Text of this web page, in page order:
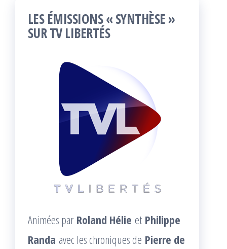
LES ÉMISSIONS « SYNTHÈSE »
SUR TV LIBERTÉS
Animées par Roland Hélie et Philippe
Randa avec les chroniques de Pierre de